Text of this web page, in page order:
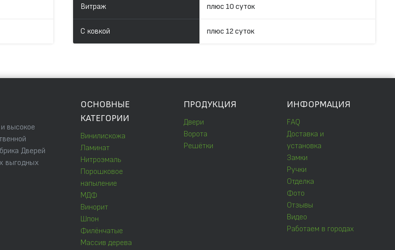
Витраж плюс 10 суток
С ковкой плюс 12 суток
высокое
Дверей
выгодных
ОСНОВНЫЕ
КАТЕГОРИИ
Винилискожа
Ламинат
Нитроэмаль
Порошковое
напыление
МДФ
Винорит
Шпон
Филёнчатые
Массив дерева
ПРОДУКЦИЯ
Двери
Ворота
Решётки
ИНФОРМАЦИЯ
FAQ
Доставка и
установка
Замки
Ручки
Отделка
Фото
Отзывы
Видео
Работаем в городах